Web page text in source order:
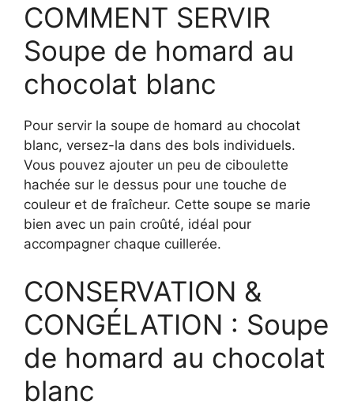
COMMENT SERVIR
Soupe de homard au
chocolat blanc
Pour servir la soupe de homard au chocolat
blanc, versez-la dans des bols individuels.
Vous pouvez ajouter un peu de ciboulette
hachée sur le dessus pour une touche de
couleur et de fraîcheur. Cette soupe se marie
bien avec un pain croûté, idéal pour
accompagner chaque cuillerée.
CONSERVATION &
CONGÉLATION : Soupe
de homard au chocolat
blanc